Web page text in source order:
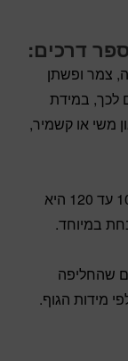
דרכים:
צמר ופשתן
לכך, במידת
משי או קשמיר,
– תפירה של סופר 100 עד 120 היא
שהחליפה
מידות הגוף.